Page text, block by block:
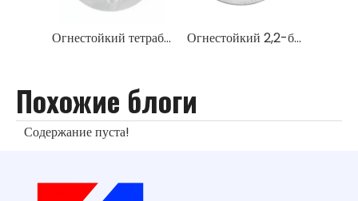
Огнестойкий тетрабромфталевой ангидрид ТБПА Огнестойкий 2,2-бис-(бромметил)-3-бром-1-пропанол TBNPA
Похожие блоги
Содержание пуста!